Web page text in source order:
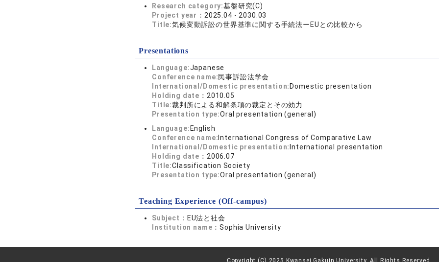
Research category:基盤研究(C)
Project year： 2025.04 - 2030.03
Title:気候変動訴訟の世界基準に関する手続法ーEUとの比較から
Presentations
Language:Japanese
Conference name:民事訴訟法学会
International/Domestic presentation: Domestic presentation
Holding date： 2010.05
Title:裁判所による和解条項の裁定とその効力
Presentation type:Oral presentation (general)
Language: English
Conference name: International Congress of Comparative Law
International/Domestic presentation: International presentation
Holding date： 2006.07
Title:Classification Society
Presentation type:Oral presentation (general)
Teaching Experience (Off-campus)
Subject： EU法と社会
Institution name：Sophia University
Copyright (C) 2025 Kwansei Gakuin University, All Rights Reserved.